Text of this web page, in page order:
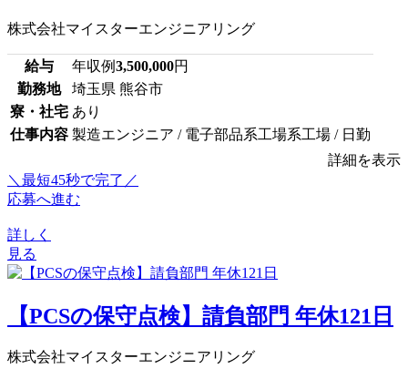
株式会社マイスターエンジニアリング
給与 年収例3,500,000円
勤務地
埼玉県 熊谷市
寮・社宅 あり
仕事内容 製造エンジニア / 電子部品系工場系工場 / 日勤
詳細を表示
＼最短45秒で完了／
応募へ進む
詳しく
見る
【PCSの保守点検】請負部門 年休121日
株式会社マイスターエンジニアリング